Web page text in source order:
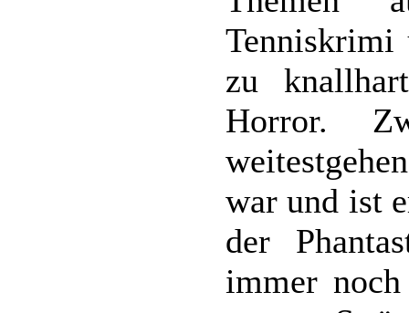
Tenniskrimi
zu
Horror.
war und ist
der
immer